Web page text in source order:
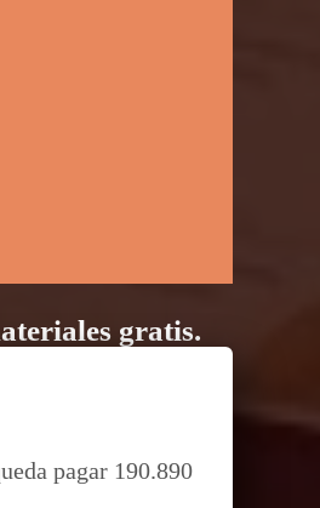
gratis.
pagar 190.890